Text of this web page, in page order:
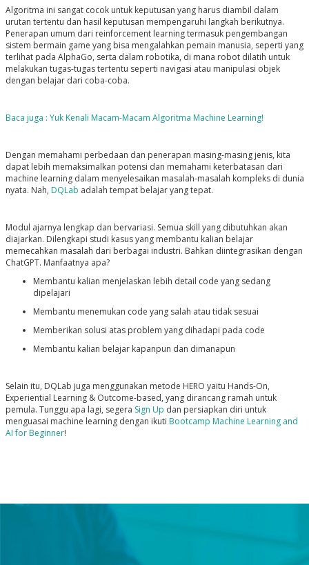
Algoritma ini sangat cocok untuk keputusan yang harus diambil dalam
urutan tertentu dan hasil keputusan mempengaruhi langkah berikutnya.
Penerapan umum dari reinforcement learning termasuk pengembangan
sistem bermain game yang bisa mengalahkan pemain manusia, seperti yang
terlihat pada AlphaGo, serta dalam robotika, di mana robot dilatih untuk
melakukan tugas-tugas tertentu seperti navigasi atau manipulasi objek
dengan belajar dari coba-coba.
Baca juga : Yuk Kenali Macam-Macam Algoritma Machine Learning!
Dengan memahami perbedaan dan penerapan masing-masing jenis, kita
dapat lebih memaksimalkan potensi dan memahami keterbatasan dari
machine learning dalam menyelesaikan masalah-masalah kompleks di dunia
nyata. Nah, DQLab adalah tempat belajar yang tepat.
Modul ajarnya lengkap dan bervariasi. Semua skill yang dibutuhkan akan
diajarkan. Dilengkapi studi kasus yang membantu kalian belajar
memecahkan masalah dari berbagai industri. Bahkan diintegrasikan dengan
ChatGPT. Manfaatnya apa?
Membantu kalian menjelaskan lebih detail code yang sedang
dipelajari
Membantu menemukan code yang salah atau tidak sesuai
Memberikan solusi atas problem yang dihadapi pada code
Membantu kalian belajar kapanpun dan dimanapun
Selain itu, DQLab juga menggunakan metode HERO yaitu Hands-On,
Experiential Learning & Outcome-based, yang dirancang ramah untuk
pemula. Tunggu apa lagi, segera Sign Up dan persiapkan diri untuk
menguasai machine learning dengan ikuti Bootcamp Machine Learning and
AI for Beginner!